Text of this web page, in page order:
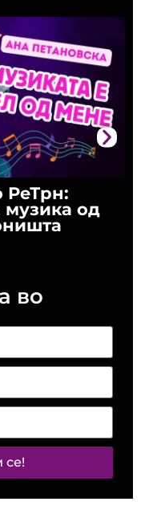
РеТрн:
музика од
во
се!